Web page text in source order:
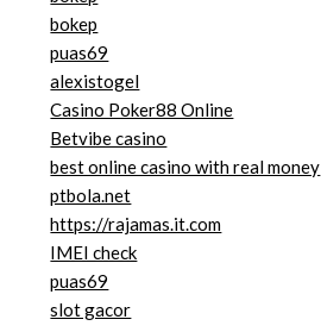
bokep
puas69
alexistogel
Casino Poker88 Online
Betvibe casino
best online casino with real money
ptbola.net
https://rajamas.it.com
IMEI check
puas69
slot gacor